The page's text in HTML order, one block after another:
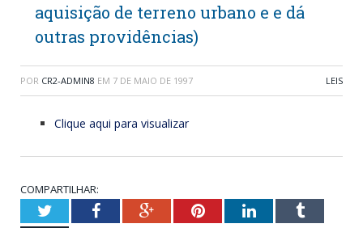
aquisição de terreno urbano e e dá
outras providências)
POR CR2-ADMIN8 EM 7 DE MAIO DE 1997 LEIS
Clique aqui para visualizar
COMPARTILHAR:
TwitterFacebookGoogle+PinterestLinkedInTumblr